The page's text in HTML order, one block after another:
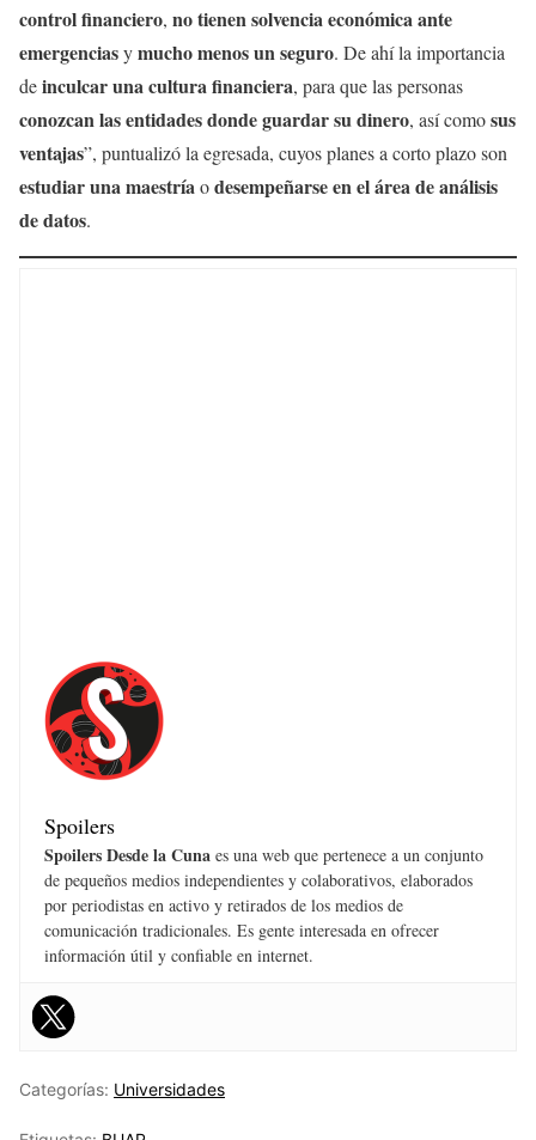
control financiero, no tienen solvencia económica ante
emergenciasymucho menos un seguro. De ahí la importancia
deinculcar una cultura financiera, para que las personas
conozcan las entidades donde guardar su dinero, así comosus
ventajas”, puntualizó la egresada, cuyos planes a corto plazo son
estudiar una maestríaodesempeñarse en el área de análisis
de datos.
Spoilers
Spoilers Desde la Cuna es una web que pertenece a un conjunto
de pequeños medios independientes y colaborativos, elaborados
por periodistas en activo y retirados de los medios de
comunicación tradicionales. Es gente interesada en ofrecer
información útil y confiable en internet.
Categorías: Universidades